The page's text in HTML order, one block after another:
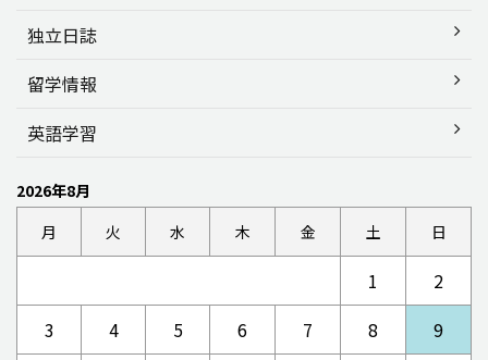
独立日誌
留学情報
英語学習
2026年8月
月
火 水 木 金 土 日
1
2
3
4 5 6 7 8
9